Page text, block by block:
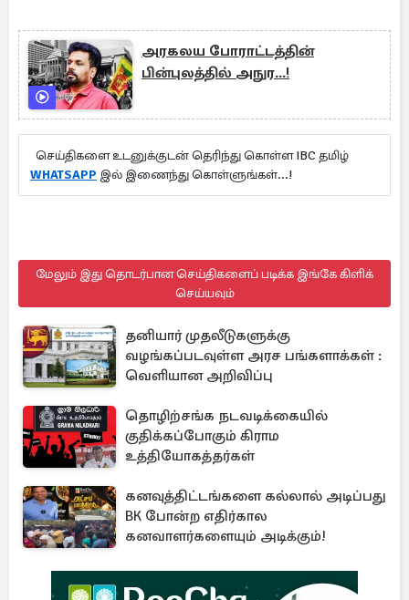
அரகலய போராட்டத்தின்
பின்புலத்தில் அநுர...!
செய்திகளை உடனுக்குடன் தெரிந்து கொள்ள IBC தமிழ்
WHATSAPP இல் இணைந்து கொள்ளுங்கள்...!
மேலும் இது தொடர்பான செய்திகளைப் படிக்க இங்கே கிளிக்
செய்யவும்
தனியார் முதலீடுகளுக்கு
வழங்கப்படவுள்ள அரச பங்களாக்கள் :
வெளியான அறிவிப்பு
தொழிற்சங்க நடவடிக்கையில்
குதிக்கப்போகும் கிராம
உத்தியோகத்தர்கள்
கனவுத்திட்டங்களை கல்லால் அடிப்பது
BK போன்ற எதிர்கால
கனவாளர்களையும் அடிக்கும்!